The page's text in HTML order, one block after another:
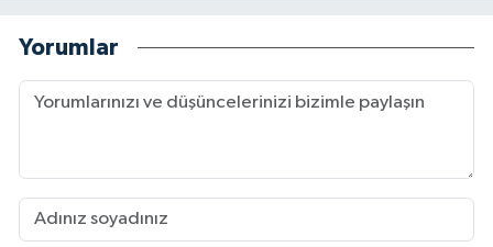
Yorumlar